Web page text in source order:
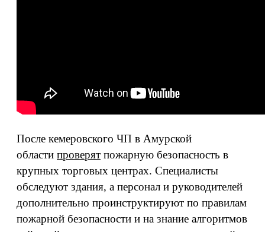
После кемеровского ЧП в Амурской
области проверят пожарную безопасность в
крупных торговых центрах. Специалисты
обследуют здания, а персонал и руководителей
дополнительно проинструктируют по правилам
пожарной безопасности и на знание алгоритмов